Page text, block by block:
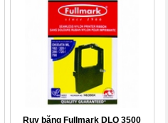
Ruy băng Fullmark DLQ 3500